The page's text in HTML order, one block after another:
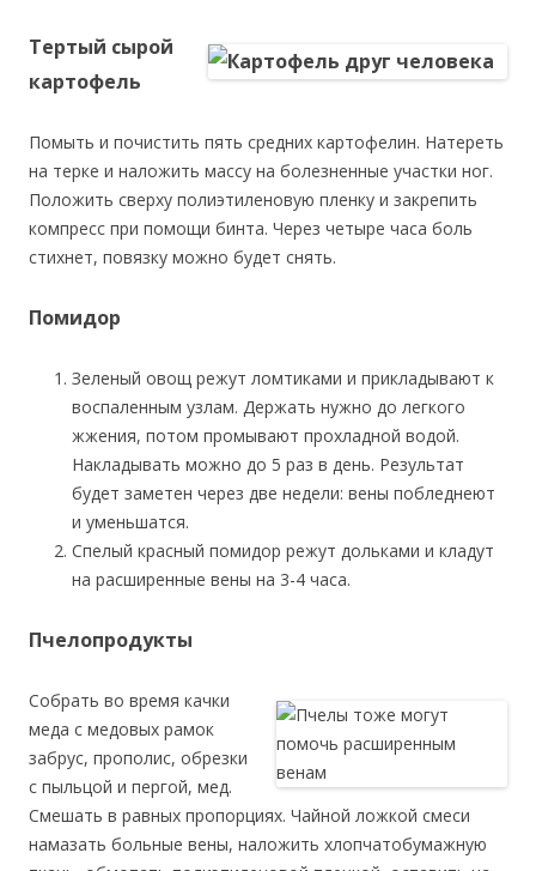
Тертый сырой
картофель
Помыть и почистить пять средних картофелин. Натереть
на терке и наложить массу на болезненные участки ног.
Положить сверху полиэтиленовую пленку и закрепить
компресс при помощи бинта. Через четыре часа боль
стихнет, повязку можно будет снять.
Помидор
Зеленый овощ режут ломтиками и прикладывают к
воспаленным узлам. Держать нужно до легкого
жжения, потом промывают прохладной водой.
Накладывать можно до 5 раз в день. Результат
будет заметен через две недели: вены побледнеют
и уменьшатся.
Спелый красный помидор режут дольками и кладут
на расширенные вены на 3-4 часа.
Пчелопродукты
Собрать во время качки
меда с медовых рамок
забрус, прополис, обрезки
с пыльцой и пергой, мед.
Смешать в равных пропорциях. Чайной ложкой смеси
намазать больные вены, наложить хлопчатобумажную